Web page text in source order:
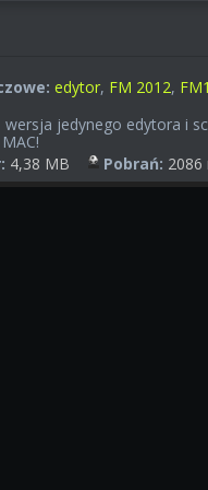
edytor, FM 2012,
jedynego edytora i
4,38 MB Pobrań: 2086